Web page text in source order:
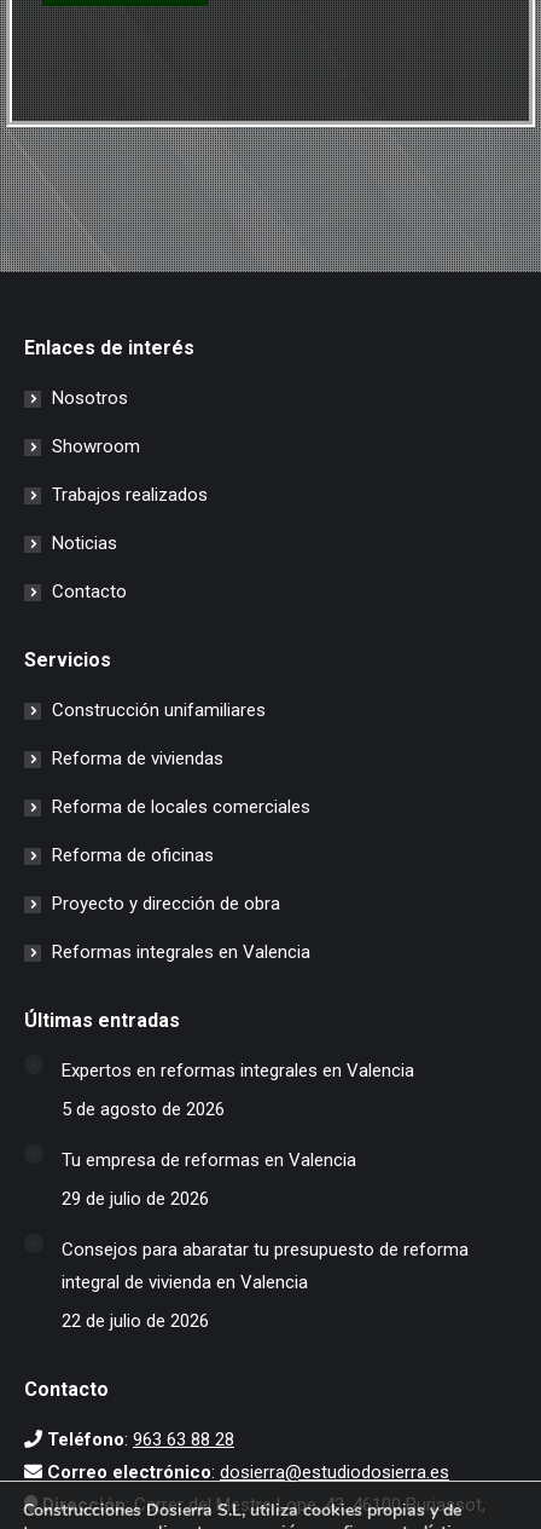
Enlaces de interés
Nosotros
Showroom
Trabajos realizados
Noticias
Contacto
Servicios
Construcción unifamiliares
Reforma de viviendas
Reforma de locales comerciales
Reforma de oficinas
Proyecto y dirección de obra
Reformas integrales en Valencia
Últimas entradas
Expertos en reformas integrales en Valencia
5 de agosto de 2026
Tu empresa de reformas en Valencia
29 de julio de 2026
Consejos para abaratar tu presupuesto de reforma
integral de vivienda en Valencia
22 de julio de 2026
Contacto
Teléfono: 963 63 88 28
Correo electrónico: dosierra@estudiodosierra.es
Dirección: Carrer del Mestre Lope, 43, 46100 Burjassot,
Construcciones Dosierra S.L, utiliza cookies propias y de